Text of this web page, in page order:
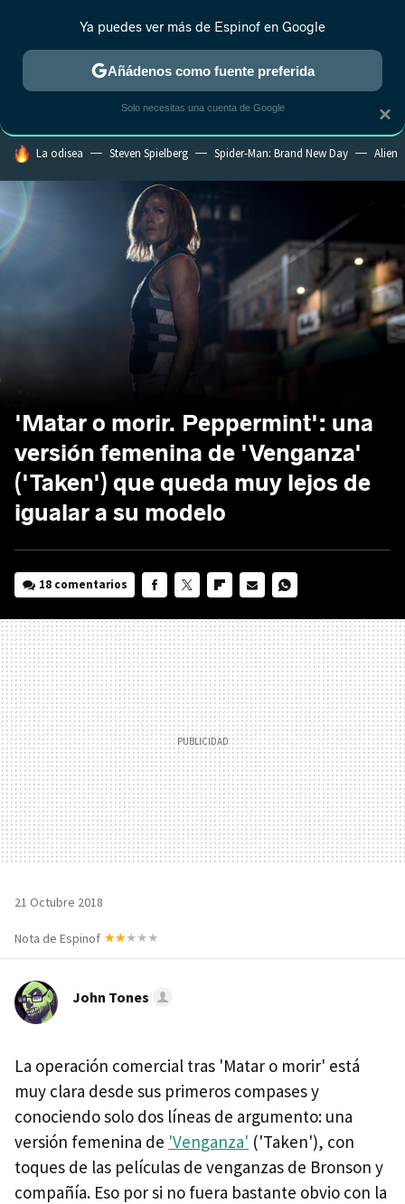
ESTRENOS REALITY ANIME RANKINGS CINE
HOY SE HABLA DE
La odisea Steven Spielberg Spider-Man: Brand New Day Alien
'Matar o morir. Peppermint': una
versión femenina de 'Venganza'
('Taken') que queda muy lejos de
igualar a su modelo
18 comentarios
MAIL
21 Octubre 2018
Nota de Espinof
John Tones
La operación comercial tras 'Matar o morir' está
muy clara desde sus primeros compases y
conociendo solo dos líneas de argumento: una
versión femenina de 'Venganza' ('Taken'), con
toques de las películas de venganzas de Bronson y
compañía. Eso por si no fuera bastante obvio con la
×
Ya puedes ver más de Espinof en Google
Añádenos como fuente preferida
Solo necesitas una cuenta de Google